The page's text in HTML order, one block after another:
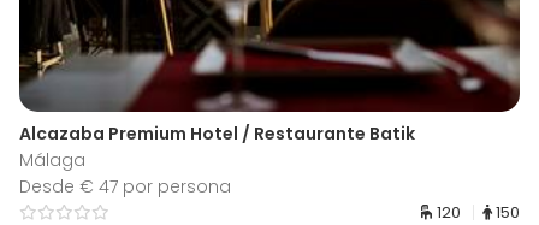
Alcazaba Premium Hotel / Restaurante Batik
Málaga
Desde € 47 por persona
120 150